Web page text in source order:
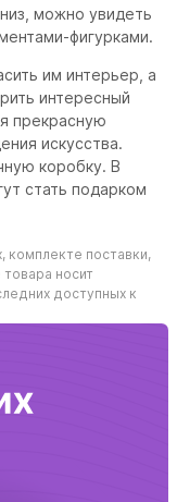
можно увидеть
фигурками.
им интерьер, а
интересный
прекрасную
искусства.
коробку. В
стать подарком
комплекте поставки,
носит
доступных к